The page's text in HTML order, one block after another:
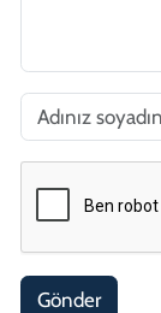
Gönder